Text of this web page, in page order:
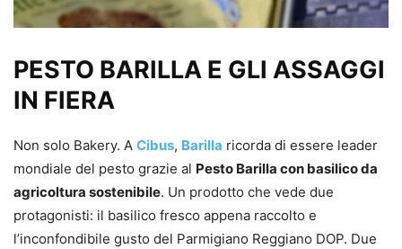
PESTO BARILLA E GLI ASSAGGI
IN FIERA
Non solo Bakery. A Cibus, Barilla ricorda di essere leader
mondiale del pesto grazie al Pesto Barilla con basilico da
agricoltura sostenibile. Un prodotto che vede due
protagonisti: il basilico fresco appena raccolto e
l’inconfondibile gusto del Parmigiano Reggiano DOP. Due